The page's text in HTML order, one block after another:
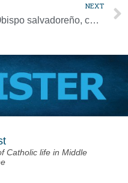
NEXT
Obispo salvadoreño, contemporáneo de san Óscar Romero, muere a los 89
Catholic life in Middle